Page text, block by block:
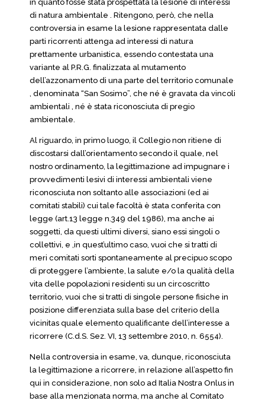
in quanto fosse stata prospettata la lesione di interessi
di natura ambientale . Ritengono, però, che nella
controversia in esame la lesione rappresentata dalle
parti ricorrenti attenga ad interessi di natura
prettamente urbanistica, essendo contestata una
variante al P.R.G. finalizzata al mutamento
dell’azzonamento di una parte del territorio comunale
, denominata “San Sosimo”, che né è gravata da vincoli
ambientali , né è stata riconosciuta di pregio
ambientale.
Al riguardo, in primo luogo, il Collegio non ritiene di
discostarsi dall’orientamento secondo il quale, nel
nostro ordinamento, la legittimazione ad impugnare i
provvedimenti lesivi di interessi ambientali viene
riconosciuta non soltanto alle associazioni (ed ai
comitati stabili) cui tale facoltà è stata conferita con
legge (art.13 legge n.349 del 1986), ma anche ai
soggetti, da questi ultimi diversi, siano essi singoli o
collettivi, e ,in quest’ultimo caso, vuoi che si tratti di
meri comitati sorti spontaneamente al precipuo scopo
di proteggere l’ambiente, la salute e/o la qualità della
vita delle popolazioni residenti su un circoscritto
territorio, vuoi che si tratti di singole persone fisiche in
posizione differenziata sulla base del criterio della
vicinitas quale elemento qualificante dell’interesse a
ricorrere (C.d.S. Sez. VI, 13 settembre 2010, n. 6554).
Nella controversia in esame, va, dunque, riconosciuta
la legittimazione a ricorrere, in relazione all’aspetto fin
qui in considerazione, non solo ad Italia Nostra Onlus in
base alla menzionata norma, ma anche al Comitato